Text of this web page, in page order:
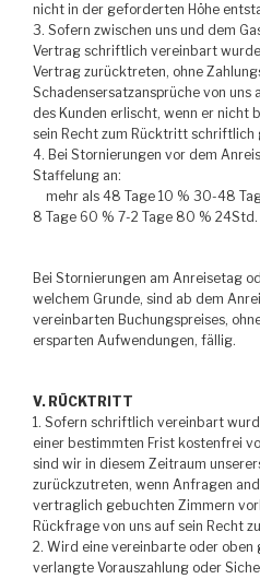
nicht in der geforderten Höhe
3. Sofern zwischen uns und dem
Vertrag schriftlich vereinbart
Vertrag zurücktreten, ohne
Schadensersatzansprüche von uns
des Kunden erlischt, wenn er nicht
sein Recht zum Rücktritt schriftlich
4. Bei Stornierungen vor dem
Staffelung an:
mehr als 48 Tage 10 % 30-48
8 Tage 60 % 7-2 Tage 80 %
Bei Stornierungen am Anreisetag
welchem Grunde, sind ab dem
vereinbarten Buchungspreises,
ersparten Aufwendungen, fällig.
V. RÜCKTRITT
1. Sofern schriftlich vereinbart
einer bestimmten Frist kostenfrei
sind wir in diesem Zeitraum
zurückzutreten, wenn Anfragen
vertraglich gebuchten Zimmern
Rückfrage von uns auf sein Recht
2. Wird eine vereinbarte oder oben
verlangte Vorauszahlung oder